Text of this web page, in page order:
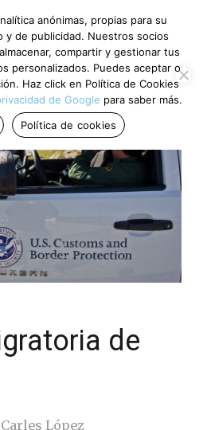
de
Carles López
anónimas, propias para su
y de publicidad. Nuestros socios
compartir y gestionar tus
personalizados. Puedes aceptar o
Haz click en Política de Cookies
de Google para saber más.
Política de cookies